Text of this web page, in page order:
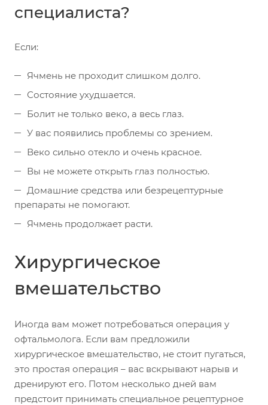
специалиста?
Если:
Ячмень не проходит слишком долго.
Состояние ухудшается.
Болит не только веко, а весь глаз.
У вас появились проблемы со зрением.
Веко сильно отекло и очень красное.
Вы не можете открыть глаз полностью.
Домашние средства или безрецептурные
препараты не помогают.
Ячмень продолжает расти.
Хирургическое
вмешательство
Иногда вам может потребоваться операция у
офтальмолога. Если вам предложили
хирургическое вмешательство, не стоит пугаться,
это простая операция – вас вскрывают нарыв и
дренируют его. Потом несколько дней вам
предстоит принимать специальное рецептурное